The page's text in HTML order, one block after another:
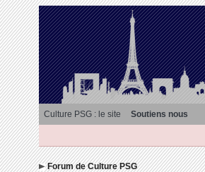
Culture PSG : le site Soutiens nous
Forum de Culture PSG